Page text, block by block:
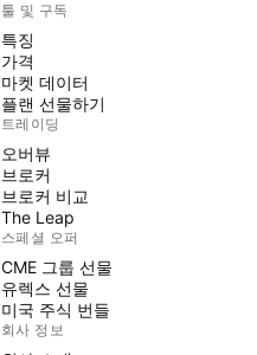
툴 및 구독
특징
가격
마켓 데이터
플랜 선물하기
트레이딩
오버뷰
브로커
브로커 비교
The Leap
스페셜 오퍼
CME 그룹 선물
유렉스 선물
미국 주식 번들
회사 정보